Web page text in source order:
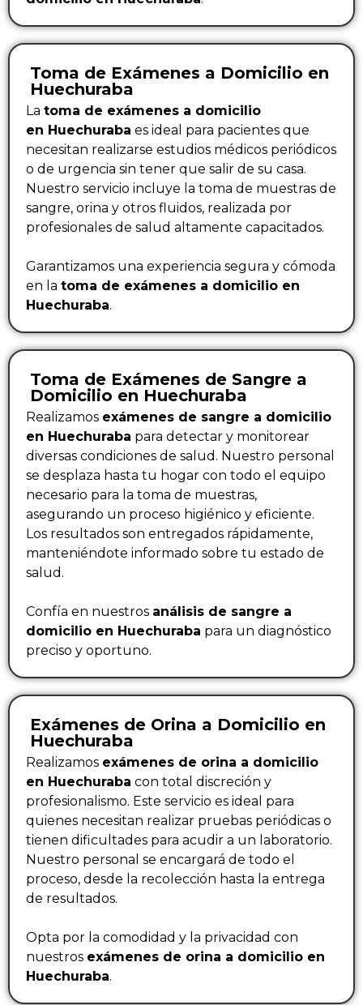
Toma de Exámenes a Domicilio en
Huechuraba
La toma de exámenes a domicilio
en Huechuraba es ideal para pacientes que
necesitan realizarse estudios médicos periódicos
o de urgencia sin tener que salir de su casa.
Nuestro servicio incluye la toma de muestras de
sangre, orina y otros fluidos, realizada por
profesionales de salud altamente capacitados.
Garantizamos una experiencia segura y cómoda
en la toma de exámenes a domicilio en
Huechuraba.
Toma de Exámenes de Sangre a
Domicilio en Huechuraba
Realizamos exámenes de sangre a domicilio
en Huechuraba para detectar y monitorear
diversas condiciones de salud. Nuestro personal
se desplaza hasta tu hogar con todo el equipo
necesario para la toma de muestras,
asegurando un proceso higiénico y eficiente.
Los resultados son entregados rápidamente,
manteniéndote informado sobre tu estado de
salud.
Confía en nuestros análisis de sangre a
domicilio en Huechuraba para un diagnóstico
preciso y oportuno.
Exámenes de Orina a Domicilio en
Huechuraba
Realizamos exámenes de orina a domicilio
en Huechuraba con total discreción y
profesionalismo. Este servicio es ideal para
quienes necesitan realizar pruebas periódicas o
tienen dificultades para acudir a un laboratorio.
Nuestro personal se encargará de todo el
proceso, desde la recolección hasta la entrega
de resultados.
Opta por la comodidad y la privacidad con
nuestros exámenes de orina a domicilio en
Huechuraba.